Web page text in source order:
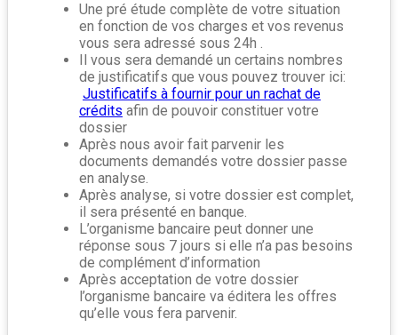
Une pré étude complète de votre situation
en fonction de vos charges et vos revenus
vous sera adressé sous 24h .
Il vous sera demandé un certains nombres
de justificatifs que vous pouvez trouver ici:
Justificatifs à fournir pour un rachat de
crédits afin de pouvoir constituer votre
dossier
Après nous avoir fait parvenir les
documents demandés votre dossier passe
en analyse.
Après analyse, si votre dossier est complet,
il sera présenté en banque.
L’organisme bancaire peut donner une
réponse sous 7 jours si elle n’a pas besoins
de complément d’information
Après acceptation de votre dossier
l’organisme bancaire va éditera les offres
qu’elle vous fera parvenir.